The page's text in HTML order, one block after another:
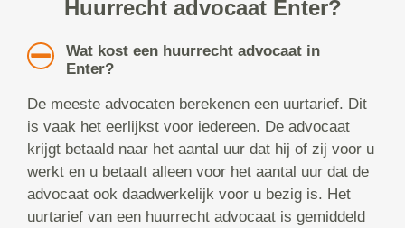
Huurrecht advocaat Enter?
Wat kost een huurrecht advocaat in
Enter?
De meeste advocaten berekenen een uurtarief. Dit
is vaak het eerlijkst voor iedereen. De advocaat
krijgt betaald naar het aantal uur dat hij of zij voor u
werkt en u betaalt alleen voor het aantal uur dat de
advocaat ook daadwerkelijk voor u bezig is. Het
uurtarief van een huurrecht advocaat is gemiddeld